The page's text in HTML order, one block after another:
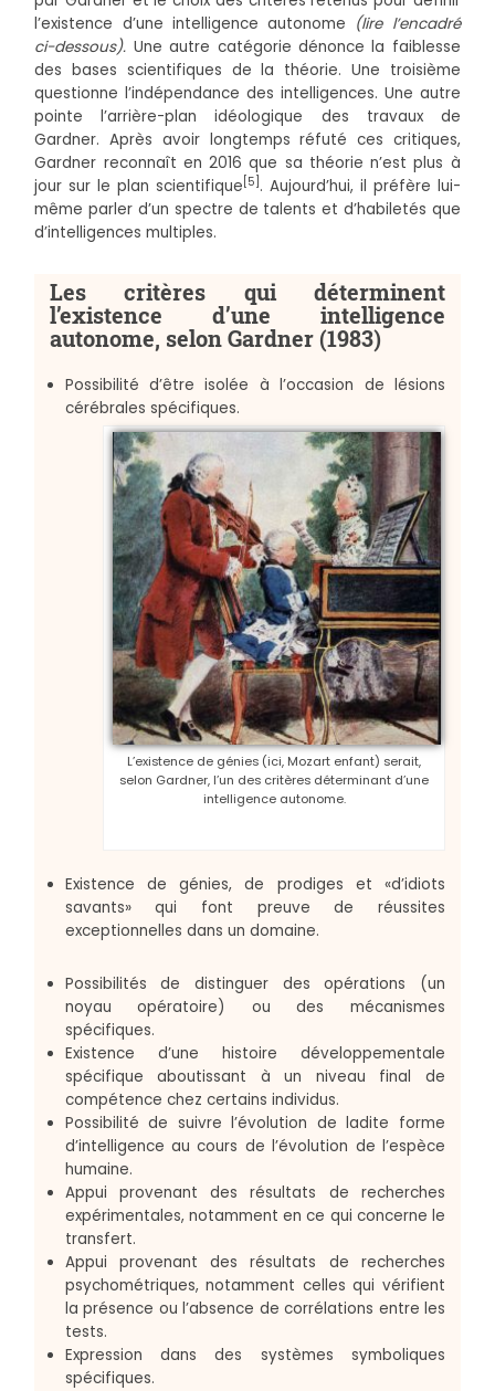
l’existence d’une intelligence autonome (lire l’encadré
ci-dessous). Une autre catégorie dénonce la faiblesse
des bases scientifiques de la théorie. Une troisième
questionne l’indépendance des intelligences. Une autre
pointe l’arrière-plan idéologique des travaux de
Gardner. Après avoir longtemps réfuté ces critiques,
Gardner reconnaît en 2016 que sa théorie n’est plus à
jour sur le plan scientifique [5] . Aujourd’hui, il préfère lui-
même parler d’un spectre de talents et d’habiletés que
d’intelligences multiples.
Les critères qui déterminent
l’existence d’une intelligence
autonome, selon Gardner (1983)
Possibilité d’être isolée à l’occasion de lésions
cérébrales spécifiques.
L’existence de génies (ici, Mozart enfant) serait,
selon Gardner, l’un des critères déterminant d’une
intelligence autonome.
Existence de génies, de prodiges et «d’idiots
savants» qui font preuve de réussites
exceptionnelles dans un domaine.
Possibilités de distinguer des opérations (un
noyau opératoire) ou des mécanismes
spécifiques.
Existence d’une histoire développementale
spécifique aboutissant à un niveau final de
compétence chez certains individus.
Possibilité de suivre l’évolution de ladite forme
d’intelligence au cours de l’évolution de l’espèce
humaine.
Appui provenant des résultats de recherches
expérimentales, notamment en ce qui concerne le
transfert.
Appui provenant des résultats de recherches
psychométriques, notamment celles qui vérifient
la présence ou l’absence de corrélations entre les
tests.
Expression dans des systèmes symboliques
spécifiques.